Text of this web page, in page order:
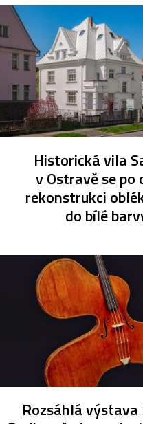
Historická vila
v Ostravě se po
rekonstrukci
do bílé
Rozsáhlá výstava